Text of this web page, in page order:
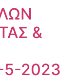
&
2023